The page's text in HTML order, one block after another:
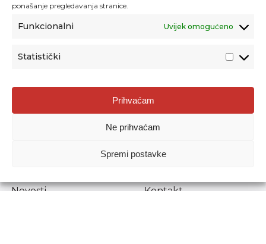
ponašanje pregledavanja stranice.
Funkcionalni Uvijek omogućeno
Statistički
Prihvaćam
Ne prihvaćam
Spremi postavke
Agencija za odgoj i obrazovanje
Donje Svetice 38, 10000 Zagreb
1778129
Prenošenje sadržaja dopušteno je uz navođenje izvora.
Novosti
Kontakt